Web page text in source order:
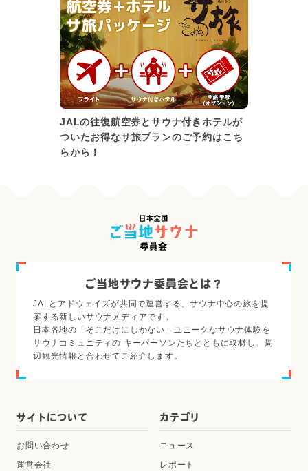
JALの往復航空券とサウナ付きホテルが
ついたお得なサ旅プランのご予約はこち
らから！
ご当地サウナ委員会とは？
JALとアドウェイズが共同で運営する、サウナ中心の旅を提
案する新しいサウナメディアです。
日本各地の「そこだけにしかない」ユニークなサウナ体験を
サウナコミュニティの キーパーソンたちとともに取材し、周
辺観光情報と合わせてご紹介します。
サイトについて
お問い合わせ
運営会社
カテゴリ
ニュース
レポート